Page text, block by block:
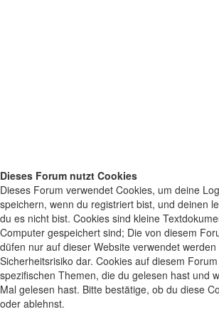
Dieses Forum nutzt Cookies
Dieses Forum verwendet Cookies, um deine
speichern, wenn du registriert bist, und deinen
du es nicht bist. Cookies sind kleine
Computer gespeichert sind; Die von diesem
düfen nur auf dieser Website verwendet
Sicherheitsrisiko dar. Cookies auf diesem
spezifischen Themen, die du gelesen hast und
Mal gelesen hast. Bitte bestätige, ob du diese
oder ablehnst.